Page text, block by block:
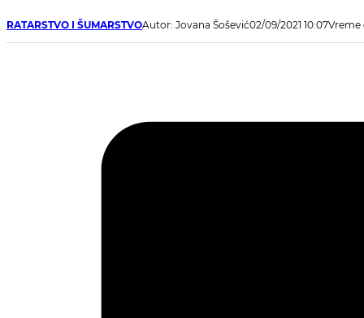
RATARSTVO I ŠUMARSTVOAutor: Jovana Šošević02/09/2021 10:07Vreme